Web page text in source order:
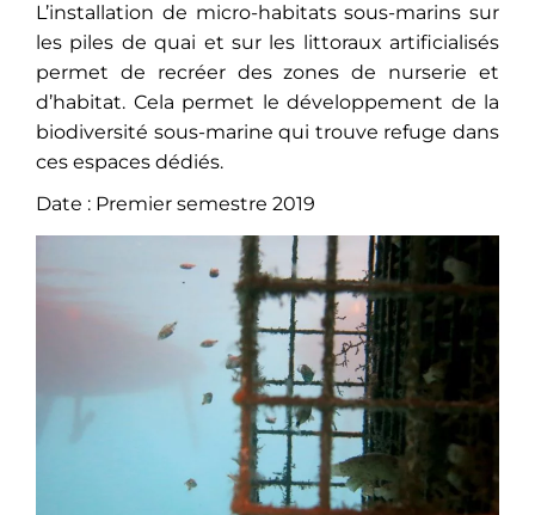
L’installation de micro-habitats sous-marins sur
les piles de quai et sur les littoraux artificialisés
permet de recréer des zones de nurserie et
d’habitat. Cela permet le développement de la
biodiversité sous-marine qui trouve refuge dans
ces espaces dédiés.
Date : Premier semestre 2019